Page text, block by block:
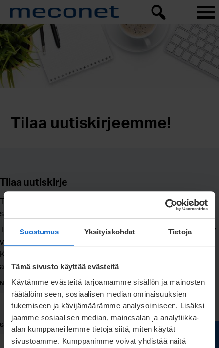
Suostumus Yksityiskohdat Tietoja
Tämä sivusto käyttää evästeitä
Käytämme evästeitä tarjoamamme sisällön ja mainosten
räätälöimiseen, sosiaalisen median ominaisuuksien
tukemiseen ja kävijämäärämme analysoimiseen. Lisäksi
jaamme sosiaalisen median, mainosalan ja analytiikka-
alan kumppaneillemme tietoja siitä, miten käytät
sivustoamme. Kumppanimme voivat yhdistää näitä
Tilaa uutiskirjeemme!
Tilaa uutiskirje
Tilaamalla uutiskirjeen saat tuoreimmat kuulumisemme
suoraan sähköpostiisi!
Tietosi tallentuvat markkinointirekisteriimme ja Meconet Oy
voi lähestyä sinua asiantuntijamateriaalilla tulevaisuudessa.
Käsittelemme tietojasi luottamuksellisesti sekä tietosuoja-
asetuksen mukaisesti. Lue lisäätietosuojaselosteestamme
NIMI
SÄHKÖPOSTI